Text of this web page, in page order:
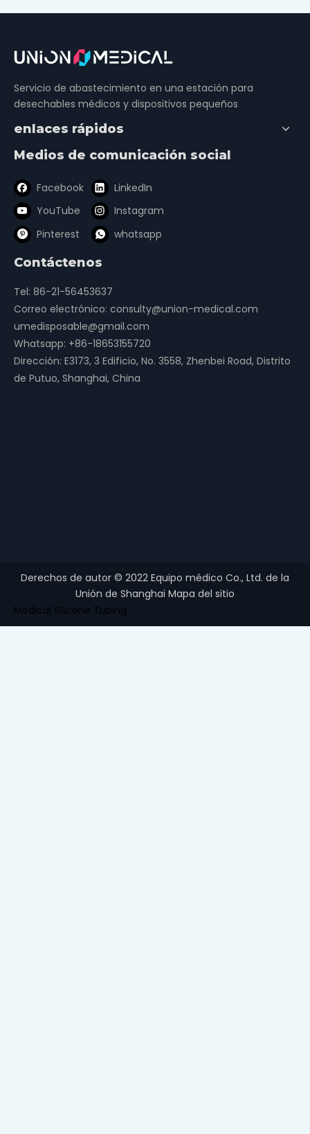
Servicio de abastecimiento en una estación para
desechables médicos y dispositivos pequeños
enlaces rápidos
Medios de comunicación social
Facebook
LinkedIn
YouTube
Instagram
Pinterest
whatsapp
Contáctenos
Tel: 86-21-56453637
Correo electrónico: consulty@union-medical.com
umedisposable@gmail.com
Whatsapp: +86-18653155720
Dirección: E3173, 3 Edificio, No. 3558, Zhenbei Road, Distrito
de Putuo, Shanghai, China
Derechos de autor © 2022 Equipo médico Co., Ltd. de la
Unión de Shanghai Mapa del sitio
Medical Silicone Tubing